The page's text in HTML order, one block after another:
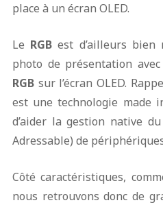
place à un écran OLED.
Le RGB est d’ailleurs bien
photo de présentation
RGBsur l’écran OLED.
est une technologie made
d’aider la gestion native du
Adressable) de
Côté caractéristiques,
nous retrouvons donc de